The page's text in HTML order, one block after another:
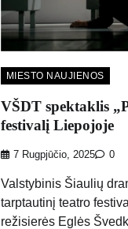
MIESTO NAUJIENOS
VŠDT spektaklis
festivalį Liepojoje
7 Rugpjūčio, 2025 0
Valstybinis Šiaulių
tarptautinį teatro
režisierės Eglės